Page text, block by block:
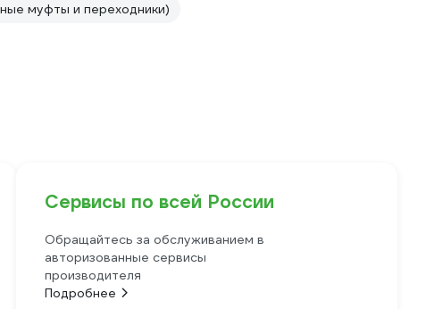
муфты и переходники)
Сервисы по всей России
Обращайтесь за обслуживанием в
авторизованные сервисы
производителя
Подробнее